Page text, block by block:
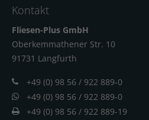
Kontakt
Fliesen-Plus GmbH
Oberkemmathener Str. 10
91731 Langfurth
+49 (0) 98 56 / 922 889-0
+49 (0) 98 56 / 922 889-0
+49 (0) 98 56 / 922 889-19